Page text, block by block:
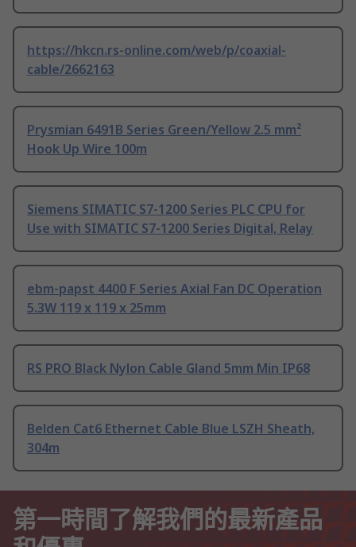
https://hkcn.rs-online.com/web/p/coaxial-
cable/2662163
Prysmian 6491B Series Green/Yellow 2.5 mm²
Hook Up Wire 100m
Siemens SIMATIC S7-1200 Series PLC CPU for
Use with SIMATIC S7-1200 Series Digital, Relay
ebm-papst 4400 F Series Axial Fan DC Operation
5.3W 119 x 119 x 25mm
RS PRO Black Nylon Cable Gland 5mm Min IP68
Belden Cat6 Ethernet Cable Blue LSZH Sheath,
304m
第一時間了解我們的最新產品